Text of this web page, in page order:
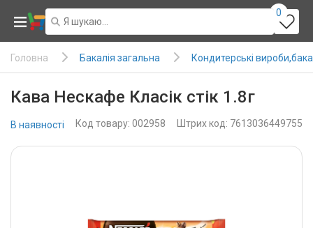
0
Головна Бакалія загальна Кондитерські
Кава Нескафе Класік стік 1.8г
В наявності Код товару: 002958 Штрих код: 7613036449755